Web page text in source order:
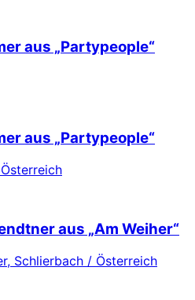
aus „Partypeople“
aus „Partypeople“
aus „Am Weiher“
Schlierbach / Österreich